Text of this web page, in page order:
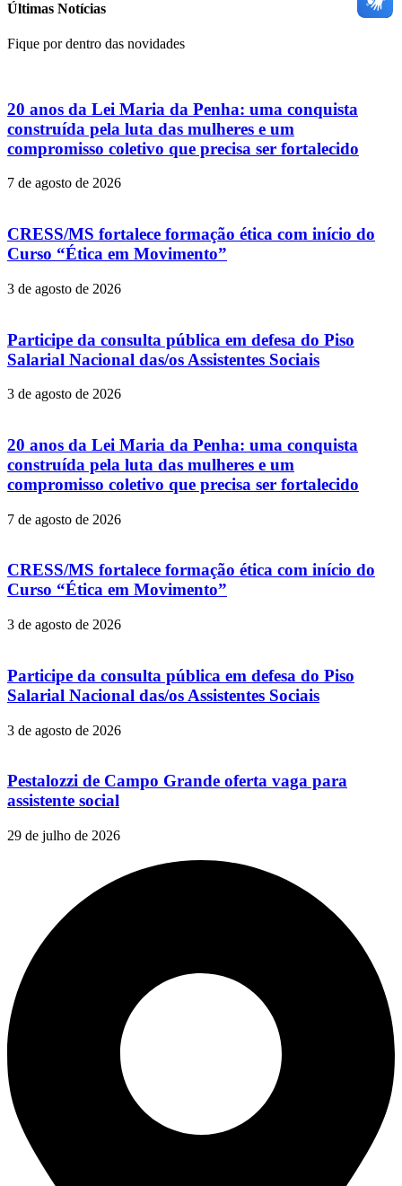
Últimas Notícias
Fique por dentro das novidades
20 anos da Lei Maria da Penha: uma conquista
construída pela luta das mulheres e um
compromisso coletivo que precisa ser fortalecido
7 de agosto de 2026
CRESS/MS fortalece formação ética com início do
Curso “Ética em Movimento”
3 de agosto de 2026
Participe da consulta pública em defesa do Piso
Salarial Nacional das/os Assistentes Sociais
3 de agosto de 2026
20 anos da Lei Maria da Penha: uma conquista
construída pela luta das mulheres e um
compromisso coletivo que precisa ser fortalecido
7 de agosto de 2026
CRESS/MS fortalece formação ética com início do
Curso “Ética em Movimento”
3 de agosto de 2026
Participe da consulta pública em defesa do Piso
Salarial Nacional das/os Assistentes Sociais
3 de agosto de 2026
Pestalozzi de Campo Grande oferta vaga para
assistente social
29 de julho de 2026